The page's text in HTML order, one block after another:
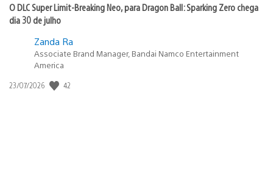
O DLC Super Limit-Breaking Neo, para Dragon Ball: Sparking Zero chega
dia 30 de julho
Zanda Ra
Associate Brand Manager, Bandai Namco Entertainment
America
Data
23/07/2026 42